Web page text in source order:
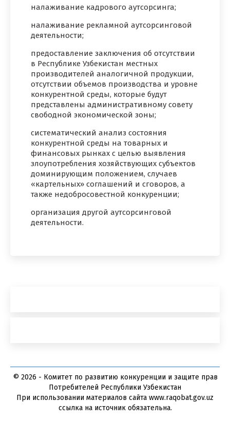
налаживание кадрового аутсорсинга;
налаживание рекламной аутсорсинговой
деятельности;
предоставление заключения об отсутствии
в Республике Узбекистан местных
производителей аналогичной продукции,
отсутствии объемов производства и уровне
конкурентной среды, которые будут
представлены административному совету
свободной экономической зоны;
систематический анализ состояния
конкурентной среды на товарных и
финансовых рынках с целью выявления
злоупотребления хозяйствующих субъектов
доминирующим положением, случаев
«картельных» соглашений и сговоров, а
также недобросовестной конкуренции;
организация другой аутсорсинговой
деятельности.
© 2026 - Комитет по развитию конкуренции и защите прав
Потребителей Республики Узбекистан
При использовании материалов сайта www.raqobat.gov.uz
ссылка на источник обязательна.